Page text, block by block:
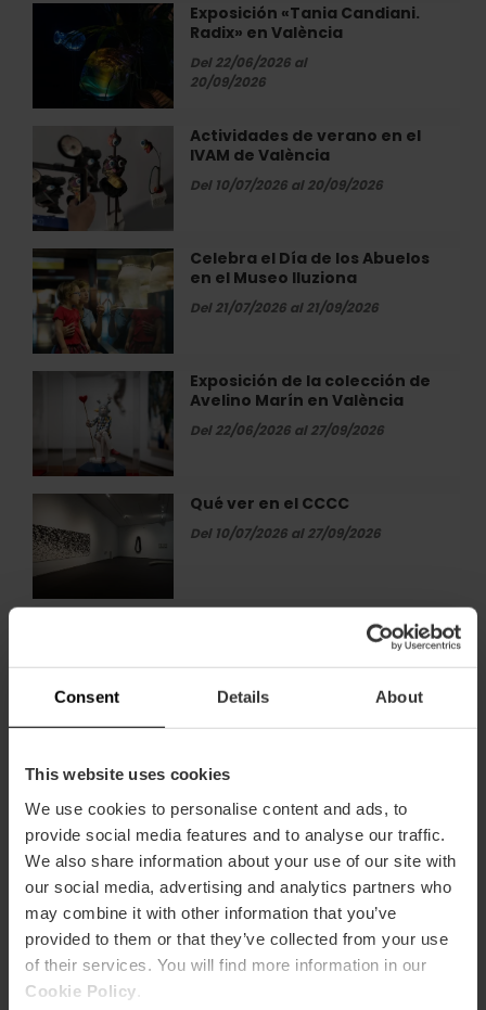
Consent Details About
This website uses cookies
We use cookies to personalise content and ads, to
provide social media features and to analyse our traffic.
We also share information about your use of our site with
our social media, advertising and analytics partners who
may combine it with other information that you’ve
provided to them or that they’ve collected from your use
of their services. You will find more information in our
Cookie Policy
Exposición «Tania Candiani.
Radix» en València
Del 22/06/2026 al
20/09/2026
«Tania
Candiani.
en
Actividades de verano en el
IVAM de València
Del 10/07/2026 al 20/09/2026
Actividades
de
verano
en
el
IVAM
de
València
Celebra el Día de los Abuelos
en el Museo Iluziona
Del 21/07/2026 al 21/09/2026
Celebra
el
Día
de
los
Abuelos
Iluziona
Exposición de la colección de
Avelino Marín en València
Del 22/06/2026 al 27/09/2026
colección
de
Avelino
en
València
Qué ver en el CCCC
Del 10/07/2026 al 27/09/2026
ver
en
el
CCCC
Cenas con espectáculo en el
Restaurante Sabbia de
València
Del 06/06/2026 al
espectáculo
Sabbia
de
València
florecimiento de un genio» en
Del 02/07/2026 al 04/10/2026
«Rubens.
El
florecimiento
de
un
genio»
en
València
Experiencia inmersiva
«Egipto» en València
Del 06/08/2026 al
05/10/2026
inmersiva
«Egipto»
en
València
Exposición